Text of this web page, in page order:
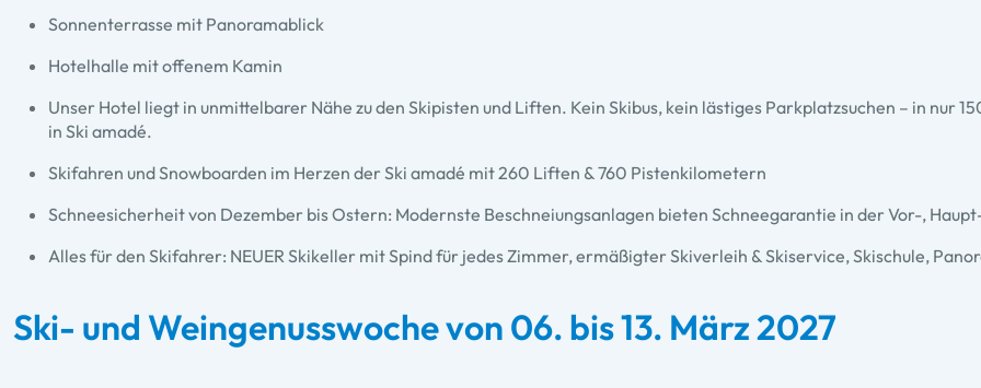
Sonnenterrasse mit Panoramablick
Hotelhalle mit offenem Kamin
Unser Hotel liegt in unmittelbarer Nähe zu den Skipisten und Liften. Kein Skibus, kein lästiges Parkplatzsuchen – in nur
in Ski amadé.
Skifahren und Snowboarden im Herzen der Ski amadé mit 260 Liften & 760 Pistenkilometern
Schneesicherheit von Dezember bis Ostern: Modernste Beschneiungsanlagen bieten Schneegarantie in der Vor-,
Alles für den Skifahrer: NEUER Skikeller mit Spind für jedes Zimmer, ermäßigter Skiverleih & Skiservice, Skischule,
Ski- und Weingenusswoche von 06. bis 13. März 2027